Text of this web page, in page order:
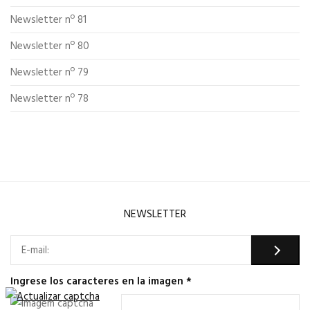
Newsletter nº 81
Newsletter nº 80
Newsletter nº 79
Newsletter nº 78
NEWSLETTER
Ingrese los caracteres en la imagen *